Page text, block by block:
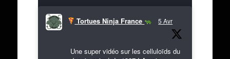
Tortues Ninja France 5 Avr
Une super vidéo sur les celluloïds du